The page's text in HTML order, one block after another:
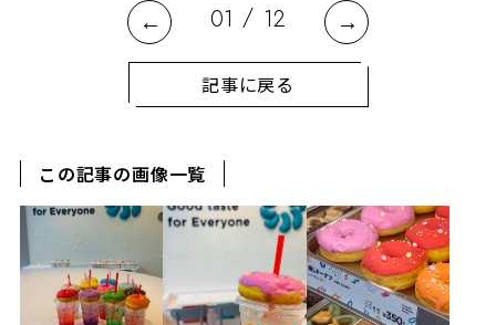
01 / 12
記事に戻る
この記事の画像一覧